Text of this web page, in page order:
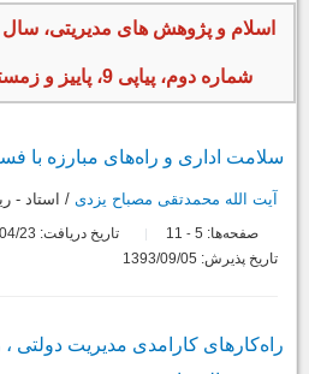
شماره دوم، پیاپی 9، پاییز و زمستان، 126 صفحه
سلامت اداری و راه‌های مبارزه با
آیت الله محمدتقی مصباح یزدی / استاد -
صفحه‌ها: 5
-
تاریخ دریافت: 1393/04/23
تاریخ پذیرش: 1393/09/05
راه‌کارهای کارامدی مدیریت دولتی ،